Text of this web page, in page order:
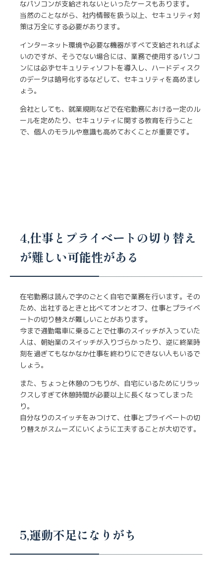
なパソコンが支給されないといったケースもあります。
当然のことながら、社内情報を扱う以上、セキュリティ対
策は万全にする必要があります。
インターネット環境や必要な機器がすべて支給されればよ
いのですが、そうでない場合には、業務で使用するパソコ
ンには必ずセキュリティソフトを導入し、ハードディスク
のデータは暗号化するなどして、セキュリティを高めまし
ょう。
会社としても、就業規則などで在宅勤務における一定のル
ールを定めたり、セキュリティに関する教育を行うこと
で、個人のモラルや意識も高めておくことが重要です。
4,仕事とプライベートの切り替え
が難しい可能性がある
在宅勤務は読んで字のごとく自宅で業務を行います。その
ため、出社するときと比べてオンとオフ、仕事とプライベ
ートの切り替えが難しいことがあります。
今まで通勤電車に乗ることで仕事のスイッチが入っていた
人は、朝始業のスイッチが入りづらかったり、逆に終業時
刻を過ぎてもなかなか仕事を終わりにできない人もいるで
しょう。
また、ちょっと休憩のつもりが、自宅にいるためにリラッ
クスしすぎて休憩時間が必要以上に長くなってしまった
り。
自分なりのスイッチをみつけて、仕事とプライベートの切
り替えがスムーズにいくように工夫することが大切です。
5,運動不足になりがち